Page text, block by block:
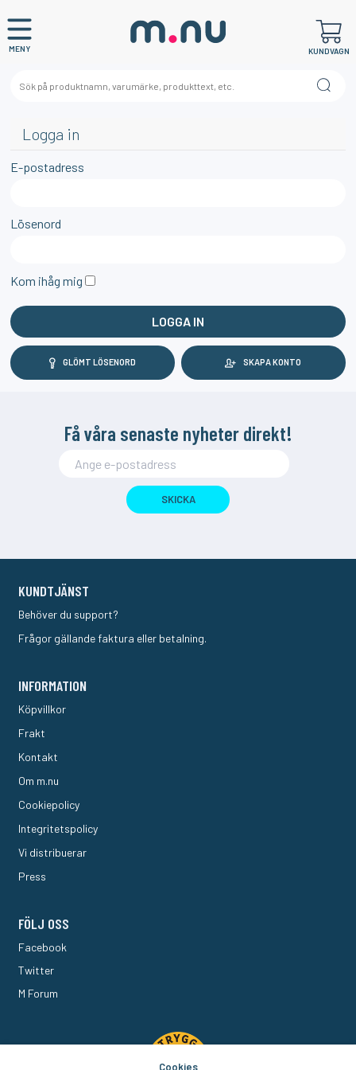
MENY KUNDVAGN
Logga in
E-postadress
Lösenord
Kom ihåg mig
GLÖMT LÖSENORD SKAPA KONTO
Få våra senaste nyheter direkt!
SKICKA
KUNDTJÄNST
Behöver du support?
Frågor gällande faktura eller betalning.
INFORMATION
Köpvillkor
Frakt
Kontakt
Om m.nu
Cookiepolicy
Integritetspolicy
Vi distribuerar
Press
FÖLJ OSS
Facebook
Twitter
M Forum
Cookies